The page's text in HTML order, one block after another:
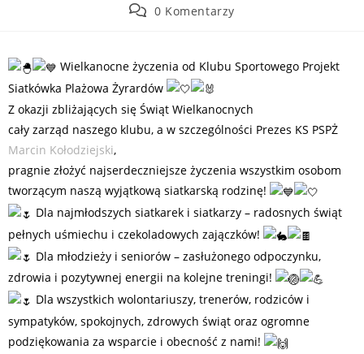
0 Komentarzy
Wielkanocne życzenia od Klubu Sportowego Projekt
Siatkówka Plażowa Żyrardów
Z okazji zbliżających się Świąt Wielkanocnych
cały zarząd naszego klubu, a w szczególności Prezes KS PSPŻ
Marcin Kołodziejski,
pragnie złożyć najserdeczniejsze życzenia wszystkim osobom
tworzącym naszą wyjątkową siatkarską rodzinę!
Dla najmłodszych siatkarek i siatkarzy – radosnych świąt
pełnych uśmiechu i czekoladowych zajączków!
Dla młodzieży i seniorów – zasłużonego odpoczynku,
zdrowia i pozytywnej energii na kolejne treningi!
Dla wszystkich wolontariuszy, trenerów, rodziców i
sympatyków, spokojnych, zdrowych świąt oraz ogromne
podziękowania za wsparcie i obecność z nami!